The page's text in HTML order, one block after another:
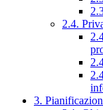
2.4.
3.